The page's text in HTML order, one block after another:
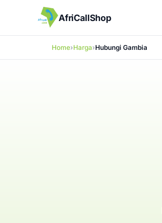
AfriCallShop
Home Harga Hubungi Gambia